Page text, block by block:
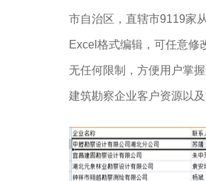
市自治区，直辖市9119家
Excel格式编辑，可任意修
无任何限制，方便用户掌
建筑勘察企业客户资源以